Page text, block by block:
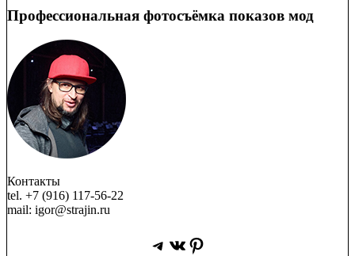
Профессиональная фотосъёмка показов мод
Контакты
tel. +7 (916) 117-56-22
mail: igor@strajin.ru
Telegram
ВКонтакте
Pinterest